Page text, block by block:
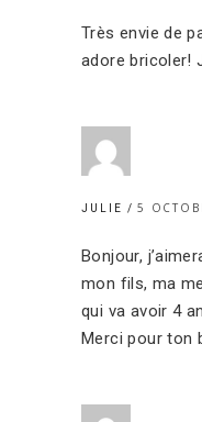
Très envie de
adore bricoler!
JULIE 5
Bonjour,
mon fils, ma
qui va avoir 4
Merci pour ton